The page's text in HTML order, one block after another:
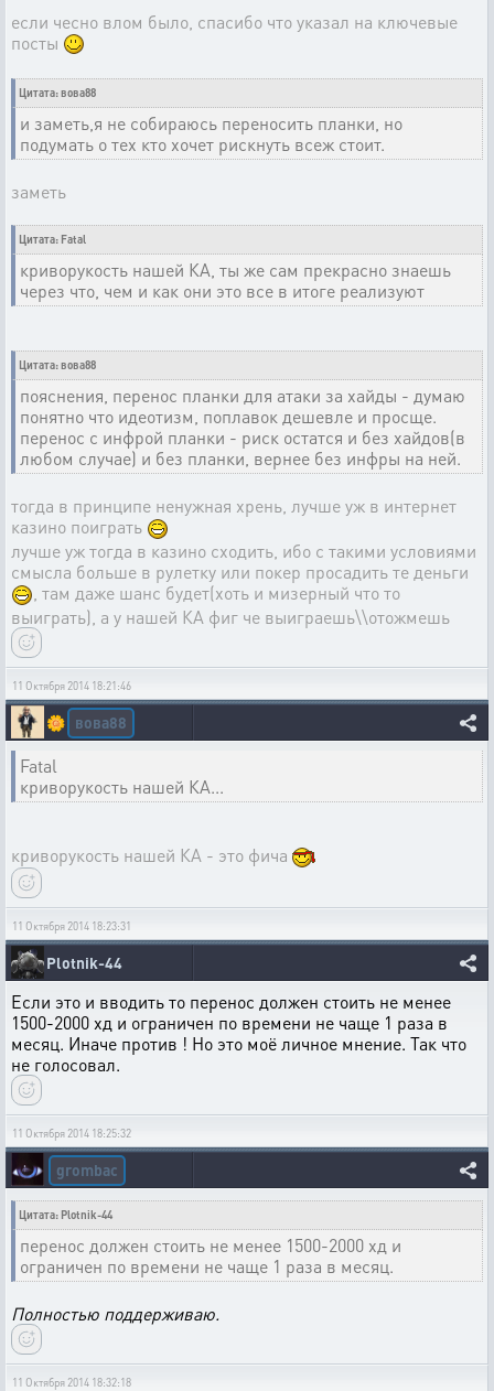
если чесно влом было, спасибо что указал на ключевые
посты
Цитата: вова88
и заметь,я не собираюсь переносить планки, но
подумать о тех кто хочет рискнуть всеж стоит.
заметь
Цитата: Fatal
криворукость нашей КА, ты же сам прекрасно знаешь
через что, чем и как они это все в итоге реализуют
Цитата: вова88
пояснения, перенос планки для атаки за хайды - думаю
понятно что идеотизм, поплавок дешевле и просще.
перенос с инфрой планки - риск остатся и без хайдов(в
любом случае) и без планки, вернее без инфры на ней.
тогда в принципе ненужная хрень, лучше уж в интернет
казино поиграть
лучше уж тогда в казино сходить, ибо с такими условиями
смысла больше в рулетку или покер просадить те деньги
, там даже шанс будет(хоть и мизерный что то
выиграть), а у нашей КА фиг че выиграешь\\отожмешь
11 Октября 2014 18:21:46
🌼 вова88
Fatal
криворукость нашей КА...
криворукость нашей КА - это фича
11 Октября 2014 18:23:31
Plotnik-44
Если это и вводить то перенос должен стоить не менее
1500-2000 хд и ограничен по времени не чаще 1 раза в
месяц. Иначе против ! Но это моё личное мнение. Так что
не голосовал.
11 Октября 2014 18:25:32
grombac
Цитата: Plotnik-44
перенос должен стоить не менее 1500-2000 хд и
ограничен по времени не чаще 1 раза в месяц.
Полностью поддерживаю.
11 Октября 2014 18:32:18